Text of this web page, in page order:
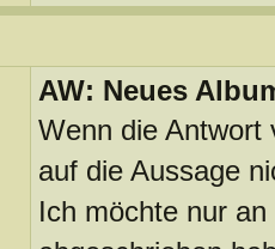
AW: Neues
Wenn die Antwort
auf die Aussage
Ich möchte nur